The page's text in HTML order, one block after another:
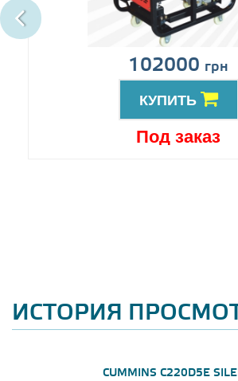
102000 грн
КУПИТЬ
Под заказ
ИСТОРИЯ
CUMMINS C220D5E